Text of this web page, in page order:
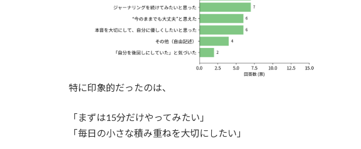
特に印象的だったのは、
「まずは15分だけやってみたい」
「毎日の小さな積み重ねを大切にしたい」